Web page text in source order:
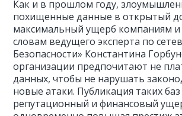
Как и в прошлом году,
похищенные данные в открытый
максимальный ущерб компаниям
словам ведущего эксперта по
Безопасности» Константина
организации предпочитают не
данных, чтобы не нарушать
новые атаки. Публикация таких
репутационный и финансовый